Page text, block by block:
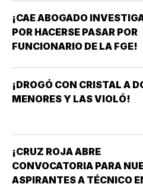
¡CAE ABOGADO
POR HACERSE PASAR POR
FUNCIONARIO DE LA FGE!
¡DROGÓ CON CRISTAL A
MENORES Y LAS VIOLÓ!
¡CRUZ ROJA ABRE
CONVOCATORIA PARA
ASPIRANTES A TÉCNICO